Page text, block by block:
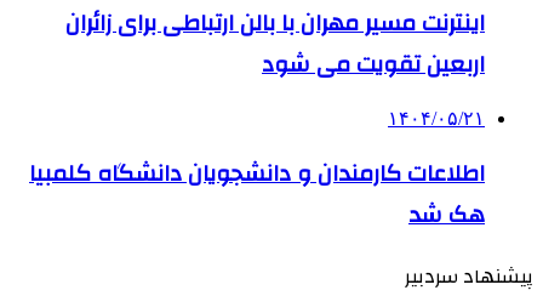
اینترنت مسیر مهران با بالن ارتباطی برای زائران
اربعین تقویت می شود
۱۴۰۴/۰۵/۲۱
اطلاعات کارمندان و دانشجویان دانشگاه کلمبیا
هک شد
پیشنهاد سردبیر